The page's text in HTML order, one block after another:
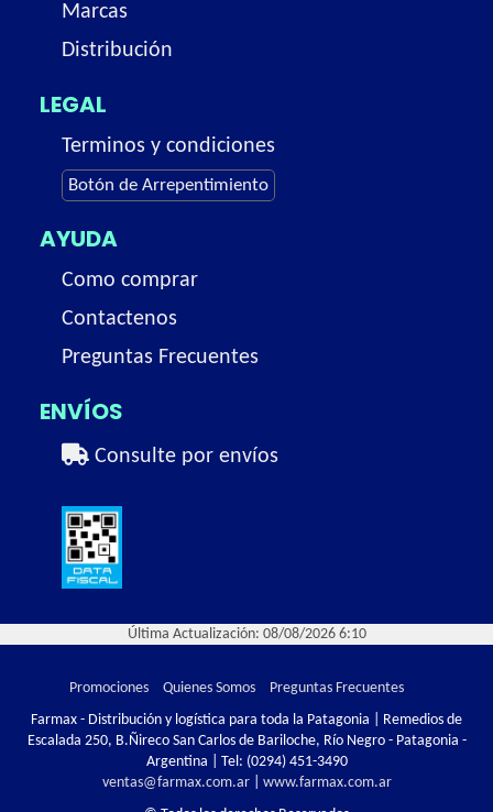
Marcas
Distribución
LEGAL
Terminos y condiciones
Botón de Arrepentimiento
AYUDA
Como comprar
Contactenos
Preguntas Frecuentes
ENVÍOS
Consulte por envíos
Última Actualización: 08/08/2026 6:10
Promociones Quienes Somos
Preguntas Frecuentes
Farmax - Distribución y logística para toda la Patagonia | Remedios de
Escalada 250, B.Ñireco San Carlos de Bariloche, Río Negro - Patagonia -
Argentina | Tel: (0294) 451-3490
ventas@farmax.com.ar| www.farmax.com.ar